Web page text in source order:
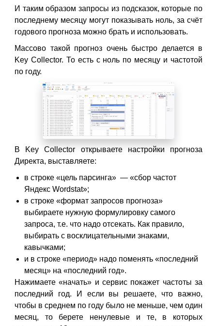
И таким образом запросы из подсказок, которые по
последнему месяцу могут показывать ноль, за счёт
годового прогноза можно брать и использовать.
Массово такой прогноз очень быстро делается в
Key Collector. То есть с ноль по месяцу и частотой
по году.
В Key Collector открываете настройки прогноза
Директа, выставляете:
в строке «цель парсинга» — «сбор частот
Яндекс Wordstat»;
в строке «формат запросов прогноза»
выбираете нужную формулировку самого
запроса, т.е. что надо отсекать. Как правило,
выбирать с восклицательными знаками,
кавычками;
и в строке «период» надо поменять «последний
месяц» на «последний год».
Нажимаете «начать» и сервис покажет частоты за
последний год. И если вы решаете, что важно,
чтобы в среднем по году было не меньше, чем один
месяц, то берете ненулевые и те, в которых